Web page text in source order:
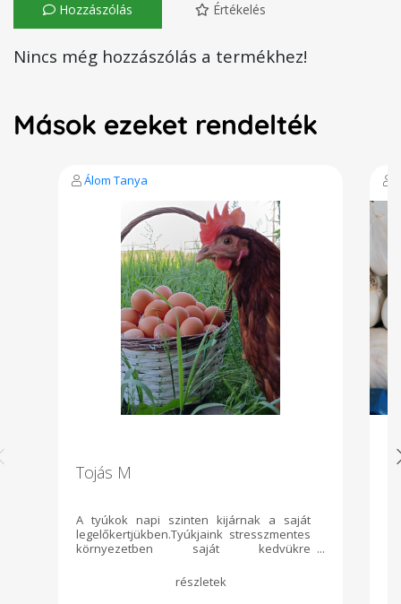
Hozzászólás Értékelés
Nincs még hozzászólás a termékhez!
Mások ezeket rendelték
Álom Tanya
Tojás M
A tyúkok napi szinten kijárnak a saját
legelőkertjükben.Tyúkjaink stresszmentes
környezetben saját kedvükre
porfürdőzhetnek. Téli időszakban a zöld
füvet lucernával pótoljuk így télen nyáron